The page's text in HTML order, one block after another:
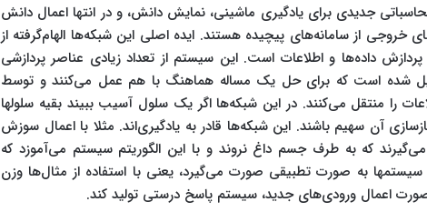
جدیدی برای یادگیری ماشینی، نمایش دانش، و در انتها اعمال دانش
از سامانه‌های پیچیده هستند. ایده اصلی این شبکه‌ها الهام‌گرفته از
داده‌ها و اطلاعات است. این سیستم از تعداد زیادی عناصر پردازشی
شده است که برای حل یک مساله هماهنگ با هم عمل می‌کنند و توسط
را منتقل می‌کنند. در این شبکه‌ها اگر یک سلول آسیب ببیند بقیه سلولها
آن سهیم باشند. این شبکه‌ها قادر به یادگیری‌اند. مثلا با اعمال سوزش
که به طرف جسم داغ نروند و با این الگوریتم سیستم می‌آموزد که
به صورت تطبیقی صورت می‌گیرد، یعنی با استفاده از مثال‌ها وزن
اعمال ورودی‌های جدید، سیستم پاسخ درستی تولید کند.